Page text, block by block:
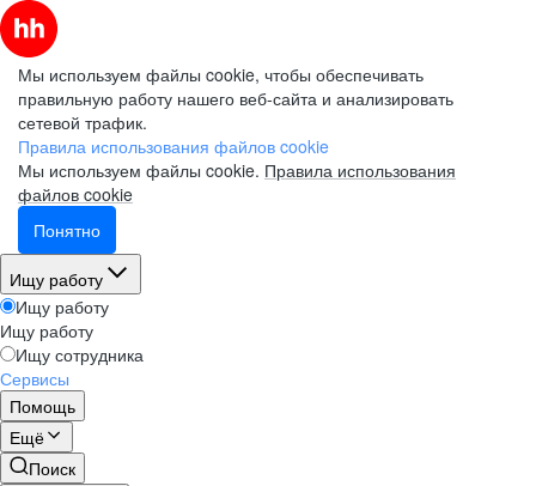
Мы используем файлы cookie, чтобы обеспечивать
правильную работу нашего веб-сайта и анализировать
сетевой трафик.
Правила использования файлов cookie
Мы используем файлы cookie. Правила использования
файлов cookie
Понятно
Ищу работу
Ищу работу
Ищу работу
Ищу сотрудника
Сервисы
Помощь
Ещё
Поиск